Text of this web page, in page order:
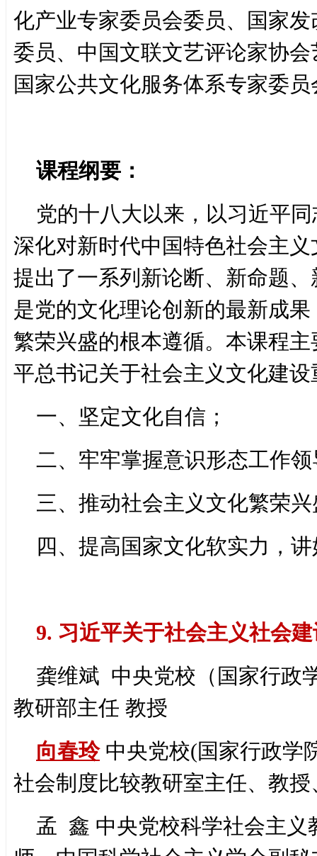
化产业专家委员会委员、国家
委员、中国文联文艺评论家协
国家公共文化服务体系专家委员
课程纲要：
党的十八大以来，以习近平
深化对新时代中国特色社会主
提出了一系列新论断、新命题
是党的文化理论创新的最新成
繁荣兴盛的根本遵循。本课程
平总书记关于社会主义文化建
一、坚定文化自信；
二、牢牢掌握意识形态工作
三、推动社会主义文化繁荣
四、提高国家文化软实力，
9. 习近平关于社会主义社会
龚维斌 中央党校（国家行政
教研部主任 教授
向春玲中央党校(国家行政学
社会制度比较教研室主任、教
孟 鑫 中央党校科学社会主义